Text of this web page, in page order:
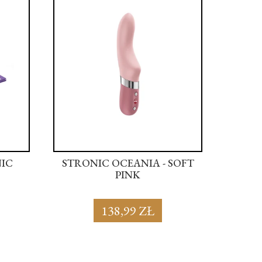
STRONIC OCEANIA - SOFT
PINK
138,99 ZŁ